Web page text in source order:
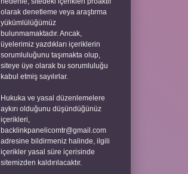
olarak denetleme veya araştırma
yükümlülüğümüz
bulunmamaktadır. Ancak,
üyelerimiz yazdıkları içeriklerin
sorumluluğunu taşımakta olup,
siteye üye olarak bu sorumluluğu
kabul etmiş sayılırlar.
Hukuka ve yasal düzenlemelere
aykırı olduğunu düşündüğünüz
içerikleri,
backlinkpanelicomtr@gmail.com
adresine bildirmeniz halinde, ilgili
içerikler yasal süre içerisinde
sitemizden kaldırılacaktır.